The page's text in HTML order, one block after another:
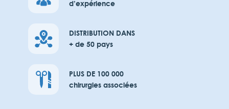
d’expérience
DISTRIBUTION DANS
+ de 50 pays
PLUS DE 100 000
chirurgies associées